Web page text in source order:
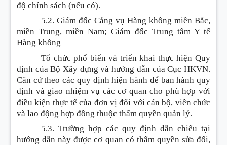
độ chính sách (nếu có).
5.2. Giám đốc Cảng vụ Hàng không miền Bắc,
miền Trung, miền Nam; Giám đốc Trung tâm Y tế
Hàng không
Tổ chức phổ biến và triển khai thực hiện Quy
định của Bộ Xây dựng và hướng dẫn của Cục HKVN.
Căn cứ theo các quy định hiện hành để ban hành quy
định và giao nhiệm vụ các cơ quan cho phù hợp với
điều kiện thực tế của đơn vị đối với cán bộ, viên chức
và lao động hợp đồng thuộc thẩm quyền quản lý.
5.3. Trường hợp các quy định dẫn chiếu tại
hướng dẫn này được cơ quan có thẩm quyền sửa đổi,